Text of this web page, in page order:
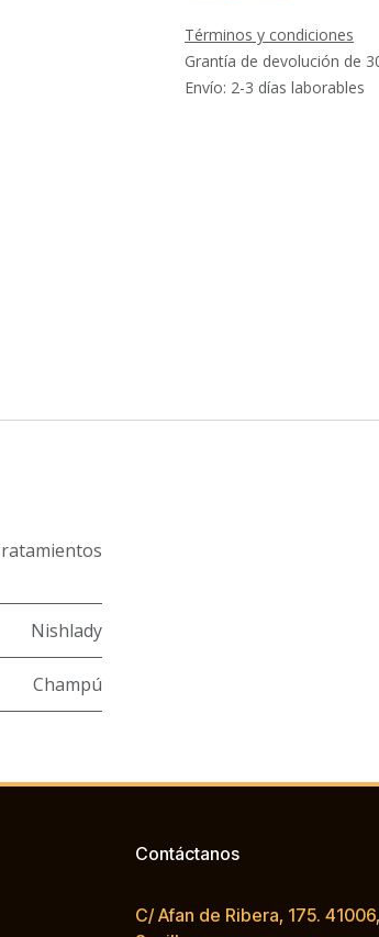
Términos y condiciones
Grantía de devolución de
Envío: 2-3 días laborables
Nishlady
Champú
Contáctanos
C/ Afan de Ribera, 175. 41006,